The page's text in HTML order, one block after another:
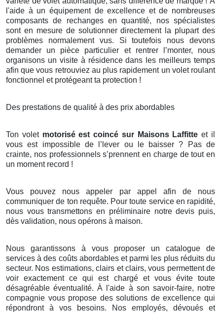
l'aide à un équipement de excellence et de nombreuses
composants de rechanges en quantité, nos spécialistes
sont en mesure de solutionner directement la plupart des
problèmes normalement vus. Si toutefois nous devons
demander un pièce particulier et rentrer l’monter, nous
organisons un visite à résidence dans les meilleurs temps
afin que vous retrouviez au plus rapidement un volet roulant
fonctionnel et protégeant ta protection !
Des prestations de qualité à des prix abordables
Ton volet motorisé est coincé sur Maisons Laffitte et il
vous est impossible de l’lever ou le baisser ? Pas de
crainte, nos professionnels s’prennent en charge de tout en
un moment record !
Vous pouvez nous appeler par appel afin de nous
communiquer de ton requête. Pour toute service en rapidité,
nous vous transmettons en préliminaire notre devis puis,
dès validation, nous opérons à maison.
Nous garantissons à vous proposer un catalogue de
services à des coûts abordables et parmi les plus réduits du
secteur. Nos estimations, clairs et clairs, vous permettent de
voir exactement ce qui est chargé et vous évite toute
désagréable éventualité. À l'aide à son savoir-faire, notre
compagnie vous propose des solutions de excellence qui
répondront à vos besoins. Nos employés, dévoués et